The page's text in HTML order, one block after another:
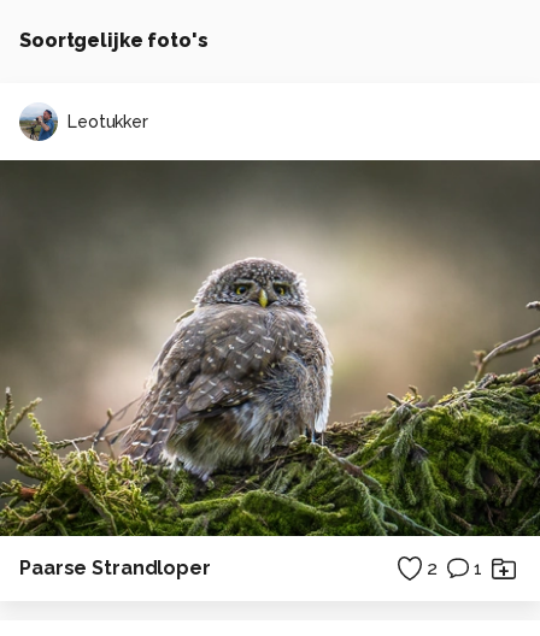
Soortgelijke foto's
Leotukker
Paarse Strandloper 2 1